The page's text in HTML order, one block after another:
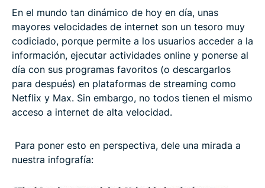
En el mundo tan dinámico de hoy en día, unas
mayores velocidades de internet son un tesoro muy
codiciado, porque permite a los usuarios acceder a la
información, ejecutar actividades online y ponerse al
día con sus programas favoritos (o descargarlos
para después) en plataformas de streaming como
Netflix y Max. Sin embargo, no todos tienen el mismo
acceso a internet de alta velocidad.
Para poner esto en perspectiva, dele una mirada a
nuestra infografía: